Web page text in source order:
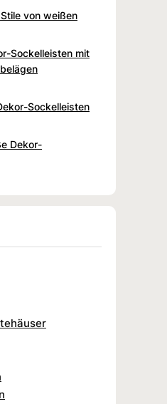
von weißen
Sockelleisten mit
Sockelleisten
Dekor-